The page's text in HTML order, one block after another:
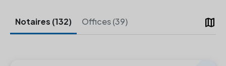
map
Notaires (132) Offices (39)